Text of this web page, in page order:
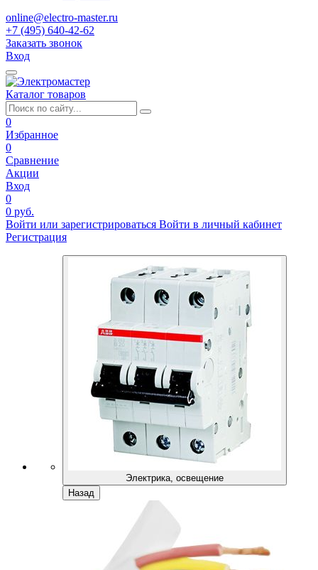
online@electro-master.ru
+7 (495) 640-42-62
Заказать звонок
Вход
Каталог товаров
0
Избранное
0
Сравнение
Акции
Вход
0
0 руб.
Войти или зарегистрироваться Войти в личный кабинет
Регистрация
Электрика, освещение
Назад